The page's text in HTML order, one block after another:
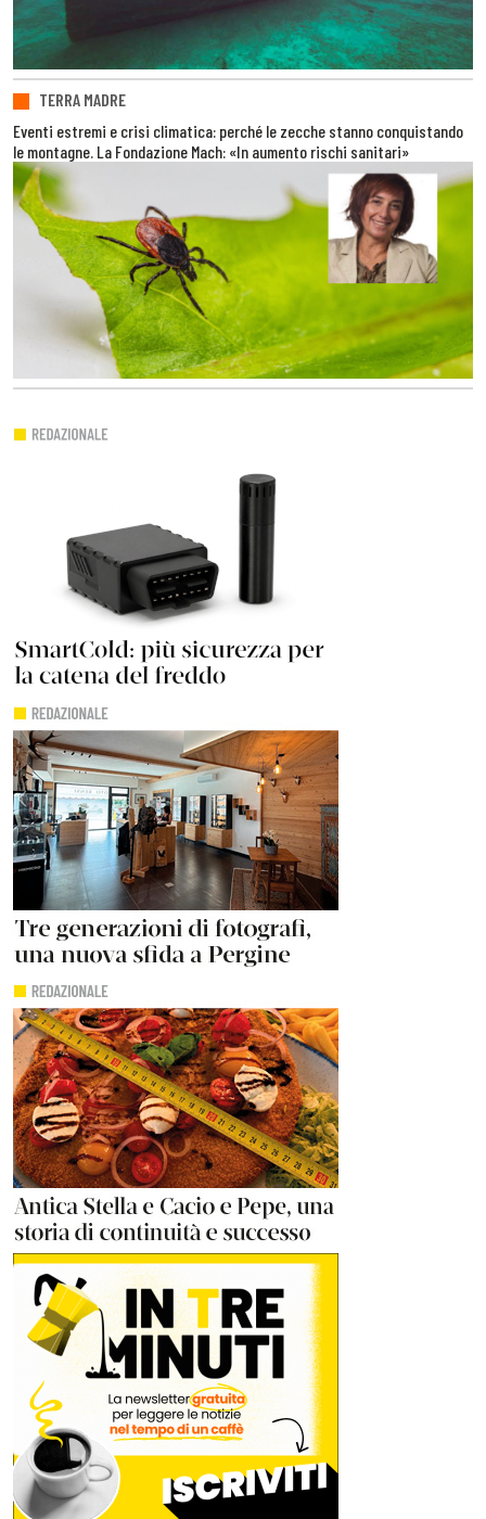
TERRA MADRE
Eventi estremi e crisi climatica: perché le zecche stanno conquistando
le montagne. La Fondazione Mach: «In aumento rischi sanitari»